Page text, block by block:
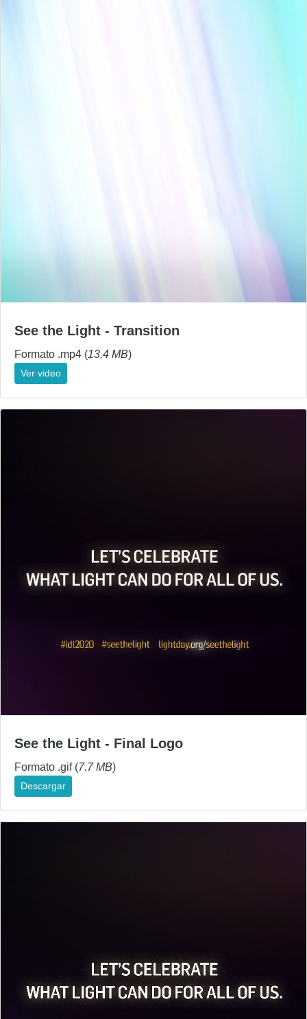
See the Light - Transition
Formato .mp4 (13.4 MB)
Ver video
See the Light - Final Logo
Formato .gif (7.7 MB)
Descargar